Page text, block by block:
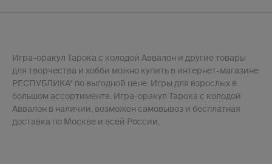
Игра-оракул Тарока с колодой Аввалон и другие товары
для творчества и хобби можно купить в интернет-магазине
РЕСПУБЛИКА* по выгодной цене. Игры для взрослых в
большом ассортименте. Игра-оракул Тарока с колодой
Аввалон в наличии, возможен самовывоз и бесплатная
доставка по Москве и всей России.